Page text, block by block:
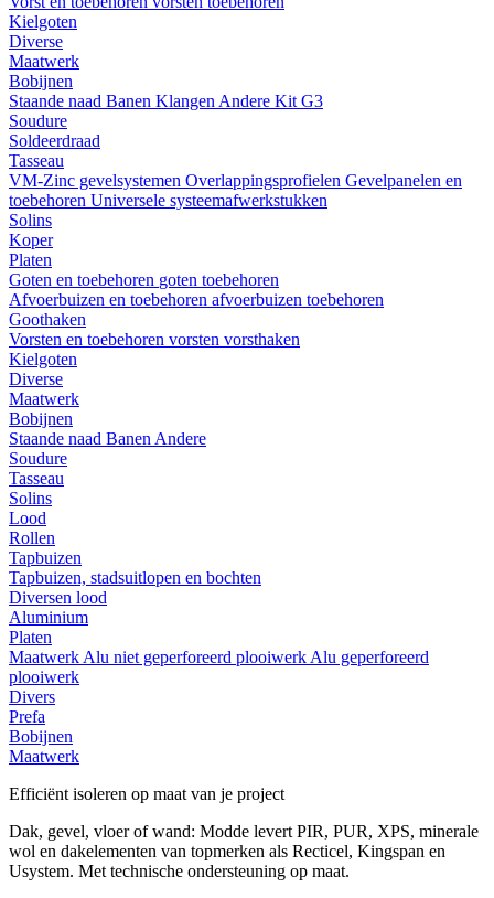
Kielgoten
Diverse
Maatwerk
Bobijnen
Staande naad Banen Klangen Andere Kit G3
Soudure
Soldeerdraad
Tasseau
VM-Zinc gevelsystemen Overlappingsprofielen Gevelpanelen en
toebehoren Universele systeemafwerkstukken
Solins
Koper
Platen
Goten en toebehoren goten toebehoren
Afvoerbuizen en toebehoren afvoerbuizen toebehoren
Goothaken
Vorsten en toebehoren vorsten vorsthaken
Kielgoten
Diverse
Maatwerk
Bobijnen
Staande naad Banen Andere
Soudure
Tasseau
Solins
Lood
Rollen
Tapbuizen
Tapbuizen, stadsuitlopen en bochten
Diversen lood
Aluminium
Platen
Maatwerk Alu niet geperforeerd plooiwerk Alu geperforeerd
plooiwerk
Divers
Prefa
Bobijnen
Maatwerk
Efficiënt isoleren op maat van je project
Dak, gevel, vloer of wand: Modde levert PIR, PUR, XPS, minerale
wol en dakelementen van topmerken als Recticel, Kingspan en
Usystem. Met technische ondersteuning op maat.